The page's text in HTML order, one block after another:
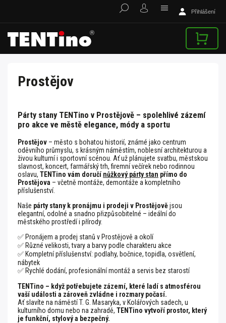
Přihlášení
Prostějov
Párty stany TENTino v Prostějově – spolehlivé zázemí
pro akce ve městě elegance, módy a sportu
Prostějov – město s bohatou historií, známé jako centrum
oděvního průmyslu, s krásným náměstím, noblesní architekturou a
živou kulturní i sportovní scénou. Ať už plánujete svatbu, městskou
slavnost, koncert, farmářský trh, firemní večírek nebo rodinnou
oslavu, TENTino vám doručínůžkový párty stan přímo do
Prostějova – včetně montáže, demontáže a kompletního
příslušenství.
Naše párty stany k pronájmu i prodeji v Prostějovějsou
elegantní, odolné a snadno přizpůsobitelné – ideální do
městského prostředí i přírody.
✅ Pronájem a prodej stanů v Prostějově a okolí
✅ Různé velikosti, tvary a barvy podle charakteru akce
✅ Kompletní příslušenství: podlahy, bočnice, topidla, osvětlení,
nábytek
✅ Rychlé dodání, profesionální montáž a servis bez starostí
TENTino – když potřebujete zázemí, které ladí s atmosférou
vaší události a zároveň zvládne i rozmary počasí.
Ať slavíte na náměstí T. G. Masaryka, v Kolářových sadech, u
kulturního domu nebo na zahradě, TENTino vytvoří prostor, který
je funkční, stylový a bezpečný.